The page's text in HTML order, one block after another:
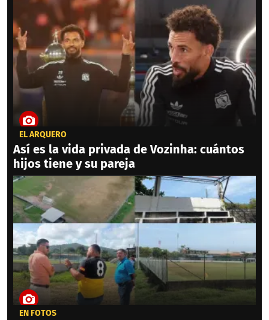
EL ARQUERO
Así es la vida privada de Vozinha: cuántos
hijos tiene y su pareja
EN FOTOS